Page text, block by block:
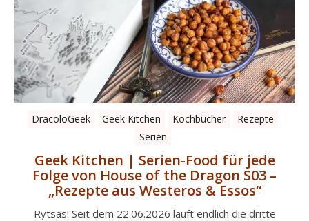
DracoloGeek Geek Kitchen Kochbücher
Rezepte
Serien
Geek Kitchen | Serien-Food für jede
Folge von House of the Dragon S03 –
„Rezepte aus Westeros & Essos“
Rytsas! Seit dem 22.06.2026 läuft endlich die dritte